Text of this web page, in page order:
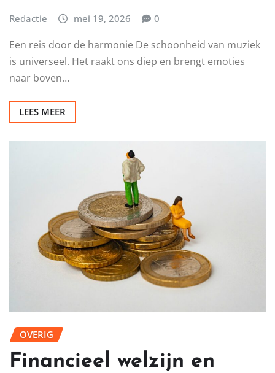
Redactie mei 19, 2026 0
Een reis door de harmonie De schoonheid van muziek
is universeel. Het raakt ons diep en brengt emoties
naar boven…
LEES MEER
OVERIG
Financieel welzijn en